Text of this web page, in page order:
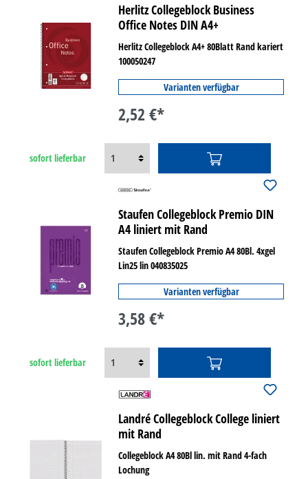
Herlitz Collegeblock Business
Office Notes DIN A4+
Herlitz Collegeblock A4+ 80Blatt Rand kariert
100050247
Varianten verfügbar
2,52 €*
sofort lieferbar
Staufen Collegeblock Premio DIN
A4 liniert mit Rand
Staufen Collegeblock Premio A4 80Bl. 4xgel
Lin25 lin 040835025
Varianten verfügbar
3,58 €*
sofort lieferbar
Landré Collegeblock College liniert
mit Rand
Collegeblock A4 80Bl lin. mit Rand 4-fach
Lochung